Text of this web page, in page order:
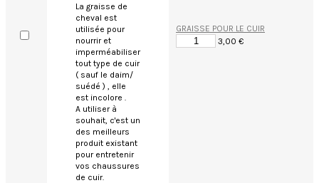
La graisse de
cheval est
utilisée pour
nourrir et
imperméabiliser
tout type de cuir
( sauf le daim/
suédé ) , elle
est incolore .
A utiliser à
souhait, c'est un
des meilleurs
produit existant
pour entretenir
vos chaussures
de cuir.
GRAISSE POUR LE CUIR
3,00 €